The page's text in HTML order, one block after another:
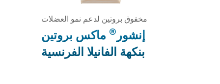
مخفوق بروتين لدعم نمو العضلات
إنشور ® ماكس بروتين
بنكهة الفانيلا الفرنسية